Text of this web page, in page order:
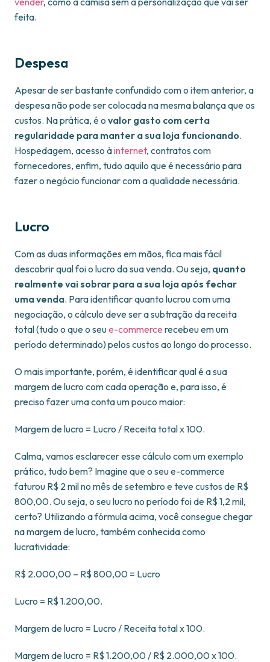
feita.
Despesa
Apesar de ser bastante confundido com o item anterior, a
despesa não pode ser colocada na mesma balança que os
custos. Na prática, é o valor gasto com certa
regularidade para manter a sua loja funcionando.
Hospedagem, acesso àinternet, contratos com
fornecedores, enfim, tudo aquilo que é necessário para
fazer o negócio funcionar com a qualidade necessária.
Lucro
Com as duas informações em mãos, fica mais fácil
descobrir qual foi o lucro da sua venda. Ou seja, quanto
realmente vai sobrar para a sua loja após fechar
uma venda. Para identificar quanto lucrou com uma
negociação, o cálculo deve ser a subtração da receita
total (tudo o que o seue-commerce recebeu em um
período determinado) pelos custos ao longo do processo.
O mais importante, porém, é identificar qual é a sua
margem de lucro com cada operação e, para isso, é
preciso fazer uma conta um pouco maior:
Margem de lucro = Lucro / Receita total x 100.
Calma, vamos esclarecer esse cálculo com um exemplo
prático, tudo bem? Imagine que o seu e-commerce
faturou R$ 2 mil no mês de setembro e teve custos de R$
800,00. Ou seja, o seu lucro no período foi de R$ 1,2 mil,
certo? Utilizando a fórmula acima, você consegue chegar
na margem de lucro, também conhecida como
lucratividade:
R$ 2.000,00 – R$ 800,00 = Lucro
Lucro = R$ 1.200,00.
Margem de lucro = Lucro / Receita total x 100.
Margem de lucro = R$ 1.200,00 / R$ 2.000,00 x 100.